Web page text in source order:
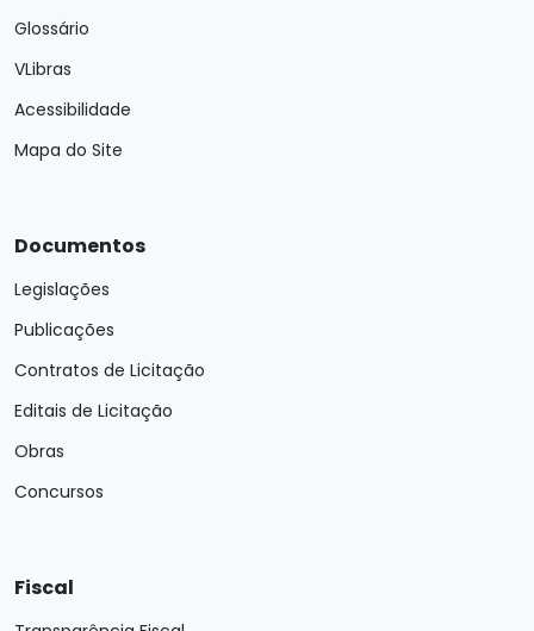
Glossário
VLibras
Acessibilidade
Mapa do Site
Documentos
Legislações
Publicações
Contratos de Licitação
Editais de Licitação
Obras
Concursos
Fiscal